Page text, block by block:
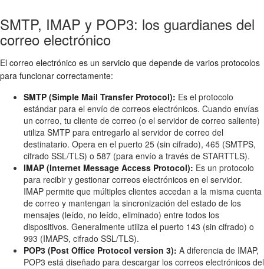
SMTP, IMAP y POP3: los guardianes del
correo electrónico
El correo electrónico es un servicio que depende de varios protocolos
para funcionar correctamente:
SMTP (Simple Mail Transfer Protocol): Es el protocolo
estándar para el envío de correos electrónicos. Cuando envías
un correo, tu cliente de correo (o el servidor de correo saliente)
utiliza SMTP para entregarlo al servidor de correo del
destinatario. Opera en el puerto 25 (sin cifrado), 465 (SMTPS,
cifrado SSL/TLS) o 587 (para envío a través de STARTTLS).
IMAP (Internet Message Access Protocol): Es un protocolo
para recibir y gestionar correos electrónicos en el servidor.
IMAP permite que múltiples clientes accedan a la misma cuenta
de correo y mantengan la sincronización del estado de los
mensajes (leído, no leído, eliminado) entre todos los
dispositivos. Generalmente utiliza el puerto 143 (sin cifrado) o
993 (IMAPS, cifrado SSL/TLS).
POP3 (Post Office Protocol version 3): A diferencia de IMAP,
POP3 está diseñado para descargar los correos electrónicos del